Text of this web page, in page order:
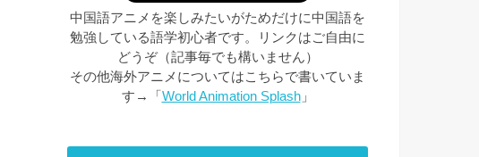
中国語アニメを楽しみたいがためだけに中国語を
勉強している語学初心者です。リンクはご自由に
どうぞ（記事毎でも構いません）
その他海外アニメについてはこちらで書いていま
す→「 World Animation Splash」